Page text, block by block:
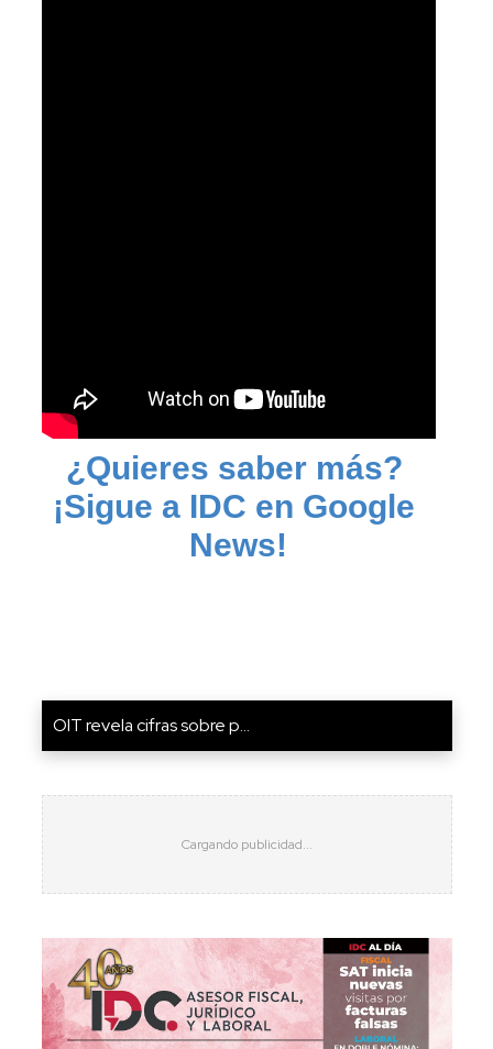
¿Quieres saber más?
¡Sigue a IDC en Google
News!
OIT revela cifras sobre p...